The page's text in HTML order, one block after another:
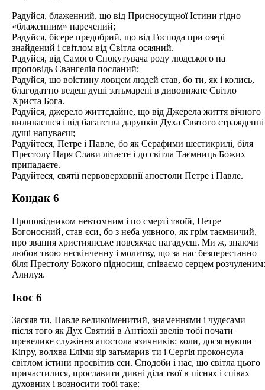
Радуйся, блаженний, що від Присносущної Істини гідно
«блаженним» наречений;
Радуйся, бісере предобрий, що від Господа при озері
знайдений і світлом від Світла осяяний.
Радуйся, від Самого Спокутувача роду людського на
проповідь Євангелія посланий;
Радуйся, що воістину ловцем людей став, бо ти, як і колись,
благодаттю ведеш душі затьмарені в дивовижне Світло
Христа Бога.
Радуйся, джерело життєдайне, що від Джерела життя вічного
виливаєшся і від багатства дарунків Духа Святого стражденні
душі напуваєш;
Радуйтеся, Петре і Павле, бо як Серафими шестикрилі, біля
Престолу Царя Слави літаєте і до світла Таємниць Божих
припадаєте.
Радуйтеся, святії первоверховнії апостоли Петре і Павле.
Кондак 6
Проповідником невтомним і по смерті твоїй, Петре
Богоносний, став єси, бо з неба уявного, як грім таємничий,
про звання християнське повсякчас нагадуєш. Ми ж, знаючи
любов твою нескінченну і молитву, що за нас безперестанно
біля Престолу Божого підносиш, співаємо серцем розчуленим:
Алилуя.
Ікос 6
Засяяв ти, Павле великоіменитий, знаменнями і чудесами
після того як Дух Святий в Антіохії звелів тобі почати
превелике служіння апостола язичників: коли, досягнувши
Кіпру, волхва Еліми зір затьмарив ти і Сергія проконсула
світлом істини просвітив єси. Сподоби і нас, що світла цього
причастилися, прославити дивні діла твої в піснях і співах
духовних і возносити тобі таке: